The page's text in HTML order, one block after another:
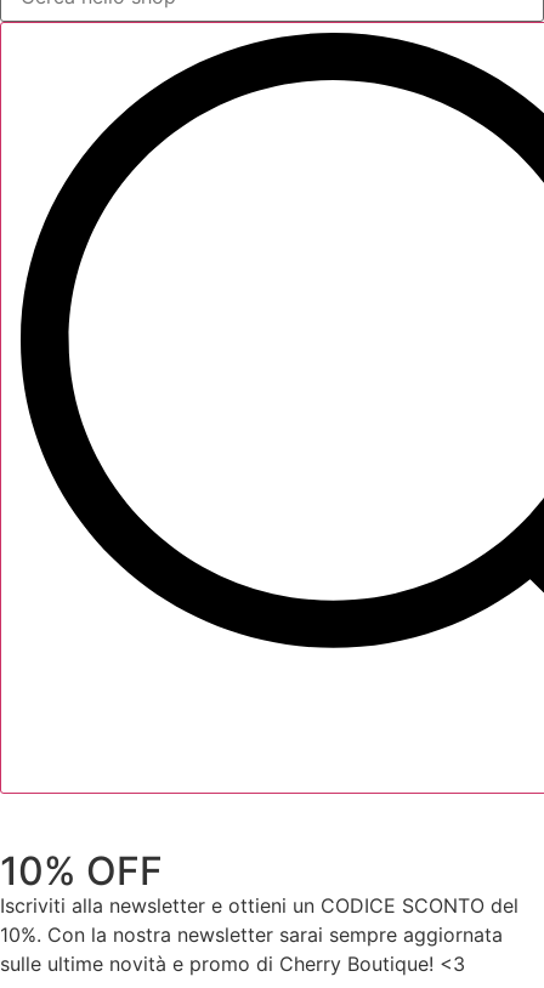
10% OFF
Iscriviti alla newsletter e ottieni un CODICE SCONTO del
10%. Con la nostra newsletter sarai sempre aggiornata
sulle ultime novità e promo di Cherry Boutique! <3